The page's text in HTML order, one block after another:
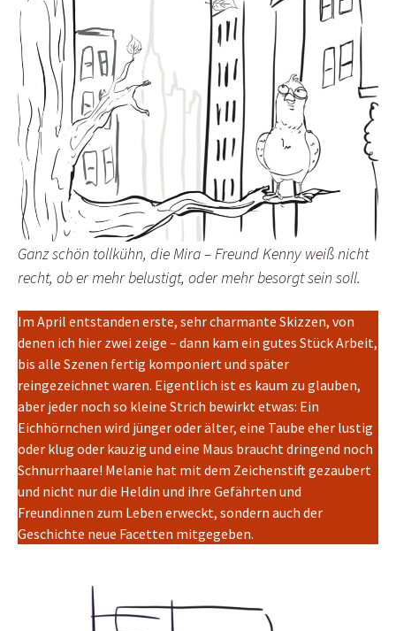
Ganz schön tollkühn, die Mira – Freund Kenny weiß nicht
recht, ob er mehr belustigt, oder mehr besorgt sein soll.
Im April entstanden erste, sehr charmante Skizzen, von
denen ich hier zwei zeige – dann kam ein gutes Stück Arbeit,
bis alle Szenen fertig komponiert und später
reingezeichnet waren. Eigentlich ist es kaum zu glauben,
aber jeder noch so kleine Strich bewirkt etwas: Ein
Eichhörnchen wird jünger oder älter, eine Taube eher lustig
oder klug oder kauzig und eine Maus braucht dringend noch
Schnurrhaare! Melanie hat mit dem Zeichenstift gezaubert
und nicht nur die Heldin und ihre Gefährten und
Freundinnen zum Leben erweckt, sondern auch der
Geschichte neue Facetten mitgegeben.